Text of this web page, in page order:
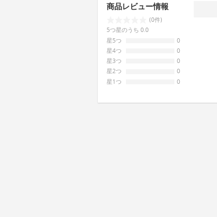
商品レビュー情報
(0件)
5つ星のうち 0.0
星5つ
0
星4つ
0
星3つ
0
星2つ
0
星1つ
0